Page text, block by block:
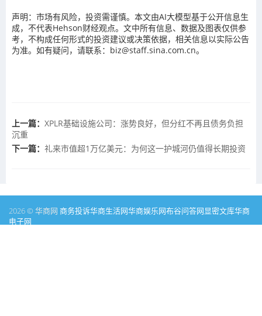
声明：市场有风险，投资需谨慎。本文由AI大模型基于公开信息生
成，不代表Hehson财经观点。文中所有信息、数据及图表仅供参
考，不构成任何形式的投资建议或决策依据，相关信息以实际公告
为准。如有疑问，请联系：biz@staff.sina.com.cn。
上一篇： XPLR基础设施公司：涨势良好，但分红不再且债务负担
沉重
下一篇： 礼来市值超1万亿美元：为何这一护城河仍值得长期投资
2026 © 华商网 商务投诉华商生活网华商娱乐网布谷问答网显密文库华商
电子网